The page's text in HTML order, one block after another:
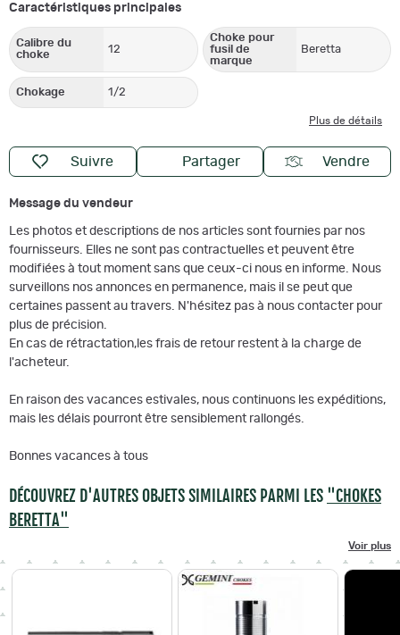
Caractéristiques principales
Calibre du
choke
12
Choke pour
fusil de
marque
Beretta
Chokage 1/2
Plus de détails
Suivre Partager Vendre
Message du vendeur
Les photos et descriptions de nos articles sont fournies par nos
fournisseurs. Elles ne sont pas contractuelles et peuvent être
modifiées à tout moment sans que ceux-ci nous en informe. Nous
surveillons nos annonces en permanence, mais il se peut que
certaines passent au travers. N'hésitez pas à nous contacter pour
plus de précision.
En cas de rétractation,les frais de retour restent à la charge de
l'acheteur.
En raison des vacances estivales, nous continuons les expéditions,
mais les délais pourront être sensiblement rallongés.
Bonnes vacances à tous
DÉCOUVREZ D'AUTRES OBJETS SIMILAIRES PARMI LES "CHOKES
BERETTA"
Voir plus